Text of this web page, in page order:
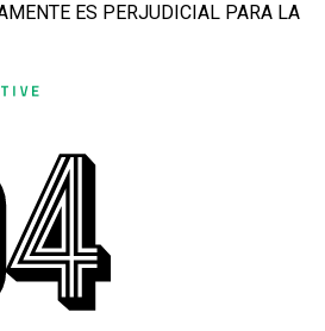
ES PERJUDICIAL PARA LA